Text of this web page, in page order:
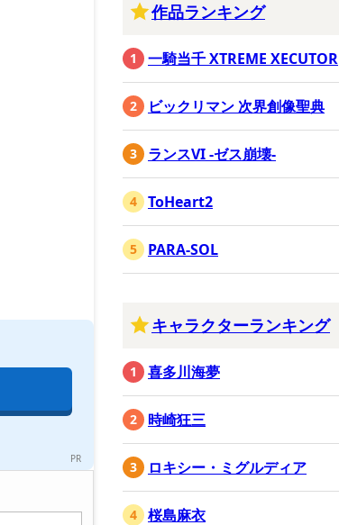
作品ランキング
一騎当千 XTREME XECUTOR
ビックリマン 次界創像聖典
ランスVI -ゼス崩壊-
ToHeart2
PARA-SOL
キャラクターランキング
喜多川海夢
時崎狂三
ロキシー・ミグルディア
桜島麻衣